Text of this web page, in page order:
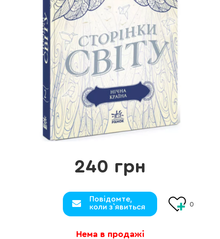
240 грн
Повідомте,
коли з`явиться
0
Нема в продажі